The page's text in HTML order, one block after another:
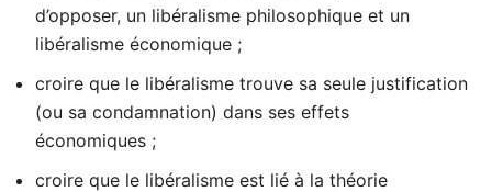
d’opposer, un libéralisme philosophique et un
libéralisme économique ;
croire que le libéralisme trouve sa seule justification
(ou sa condamnation) dans ses effets
économiques ;
croire que le libéralisme est lié à la théorie